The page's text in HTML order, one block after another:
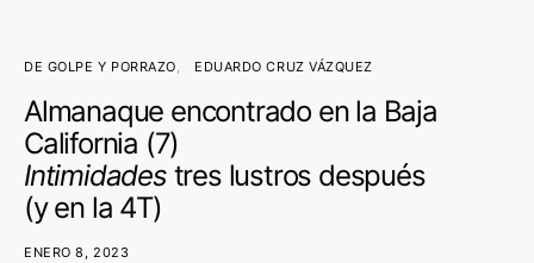
DE GOLPE Y PORRAZO EDUARDO CRUZ VÁZQUEZ
Almanaque encontrado en la Baja
California (7)
Intimidadestres lustros después
(y en la 4T)
ENERO 8, 2023